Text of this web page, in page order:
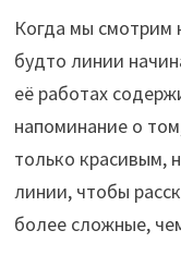
Когда мы смотрим
будто линии
её работах
напоминание о
только красивым,
линии, чтобы
более сложные,